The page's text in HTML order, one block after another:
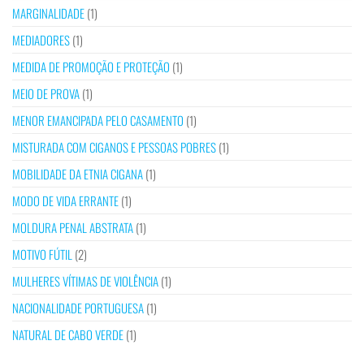
MARGINALIDADE(1)
MEDIADORES(1)
MEDIDA DE PROMOÇÃO E PROTEÇÃO (1)
MEIO DE PROVA(1)
MENOR EMANCIPADA PELO CASAMENTO (1)
MISTURADA COM CIGANOS E PESSOAS POBRES(1)
MOBILIDADE DA ETNIA CIGANA(1)
MODO DE VIDA ERRANTE(1)
MOLDURA PENAL ABSTRATA(1)
MOTIVO FÚTIL (2)
MULHERES VÍTIMAS DE VIOLÊNCIA(1)
NACIONALIDADE PORTUGUESA(1)
NATURAL DE CABO VERDE(1)